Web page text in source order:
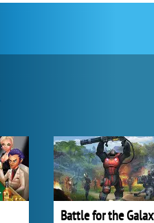
Battle for the